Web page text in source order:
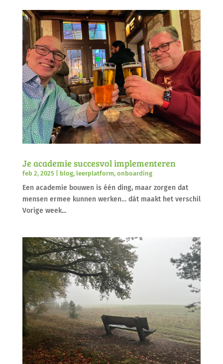
Je academie succesvol implementeren
feb 2, 2025| blog, leerplatform, onboarding
Een academie bouwen is één ding, maar zorgen dat
mensen ermee kunnen werken… dát maakt het verschil
Vorige week...